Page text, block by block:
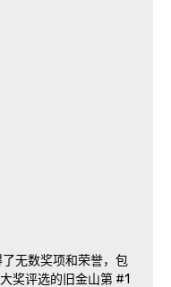
无数奖项和荣誉，包
奖评选的旧金山第 #1